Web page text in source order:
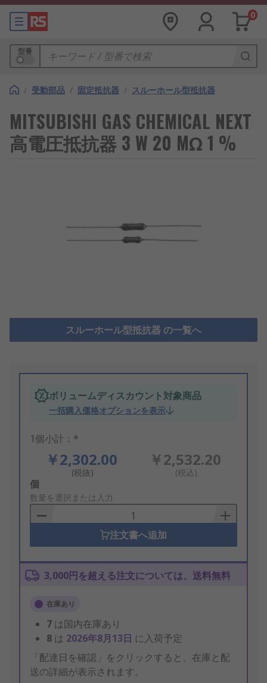
0
型番
/ 受動部品 / 固定抵抗器 / スルーホール型抵抗器
MITSUBISHI GAS CHEMICAL NEXT
高電圧抵抗器 3 W 20 MΩ 1 %
スルーホール型抵抗器 の一覧へ
ボリュームディスカウント対象商品
一括購入価格オプションを表示
1個小計：*
￥2,302.00
(税抜)
￥2,532.20
(税込)
Add
to
Basket
個
数量を選択または入力
注文書へ追加
3,000円を超える注文については、送料無料
在庫あり
7 は国内在庫あり
8 は 2026年8月13日 に入荷予定
「配達日を確認」をクリックすると、在庫と配
送の詳細が表示されます。